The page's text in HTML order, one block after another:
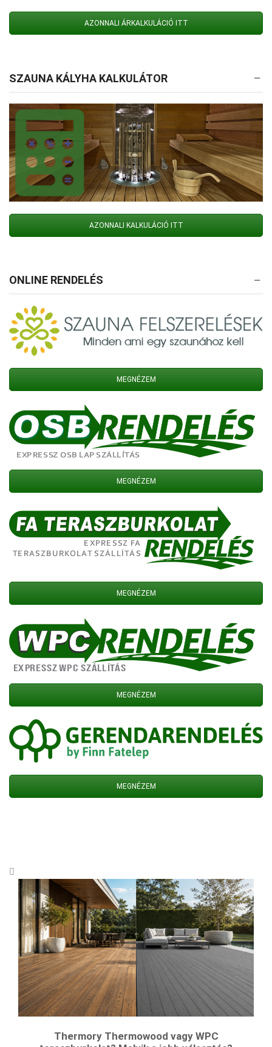
AZONNALI ÁRKALKULÁCIÓ ITT
SZAUNA KÁLYHA KALKULÁTOR
AZONNALI KALKULÁCIÓ ITT
ONLINE RENDELÉS
MEGNÉZEM
MEGNÉZEM
MEGNÉZEM
MEGNÉZEM
MEGNÉZEM
Thermory Thermowood vagy WPC